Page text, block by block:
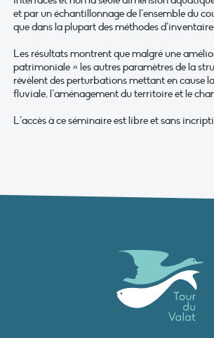
et par un échantillonnage de l’ensemble du
que dans la plupart des méthodes
Les résultats montrent que malgré une
patrimoniale » les autres paramètres de la
révèlent des perturbations mettant en cause
fluviale, l’aménagement du territoire et le
L’accès à ce séminaire est libre et sans